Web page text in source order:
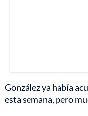
González ya había
esta semana, pero